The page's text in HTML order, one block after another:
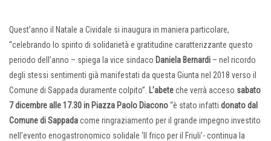
Quest’anno il Natale a Cividale si inaugura in maniera particolare,
“celebrando lo spirito di solidarietà e gratitudine caratterizzante questo
periodo dell’anno – spiega la vice sindaco Daniela Bernardi – nel ricordo
degli stessi sentimenti già manifestati da questa Giunta nel 2018 verso il
Comune di Sappada duramente colpito”. L’abeteche verrà acceso sabato
7 dicembre alle 17.30 in Piazza Paolo Diacono“è stato infatti donato dal
Comune di Sappadacome ringraziamento per il grande impegno investito
nell’evento enogastronomico solidale ‘Il frico per il Friuli’- continua la